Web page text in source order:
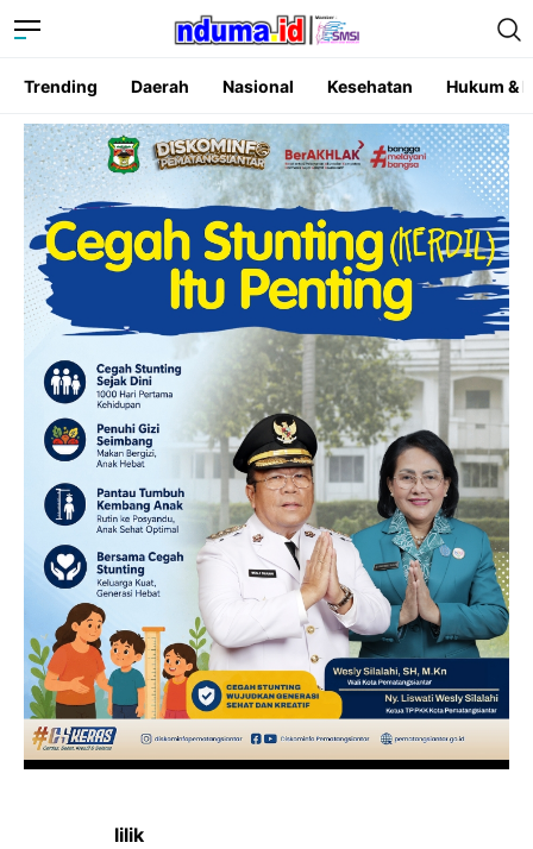
Trending Daerah Nasional Kesehatan Hukum &
lilik